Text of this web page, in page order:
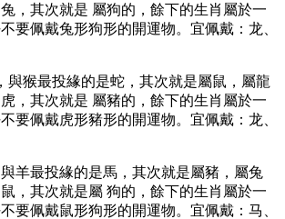
，其次就是 屬狗的，餘下的⽣肖屬於⼀
要佩戴兔形狗形的開運物。宜佩戴：⻰、
與猴最投緣的是蛇，其次就是屬⿏，屬⿓
，其次就是 屬豬的，餘下的⽣肖屬於⼀
要佩戴⻁形豬形的開運物。宜佩戴：⻰、
與⽺最投緣的是⾺，其次就是屬豬，屬兔
，其次就是屬 狗的，餘下的⽣肖屬於⼀
要佩戴⿏形狗形的開運物。宜佩戴：⻢、